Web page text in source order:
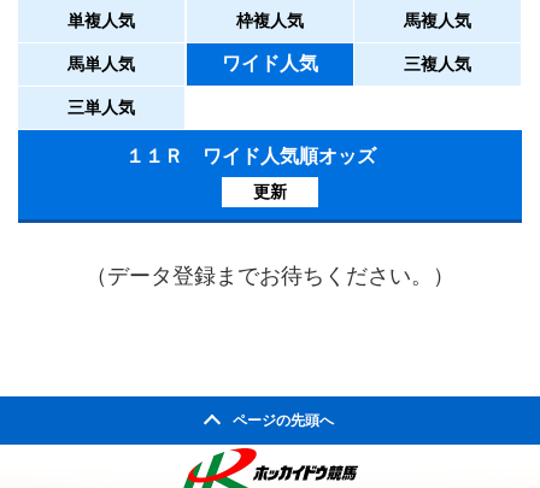
単複人気 枠複人気 馬複人気
馬単人気 ワイド人気 三複人気
三単人気
１１Ｒ ワイド人気順オッズ
更新
（データ登録までお待ちください。）
ページの先頭へ